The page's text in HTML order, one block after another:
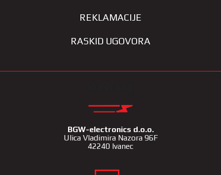
REKLAMACIJE
RASKID UGOVORA
BGW-electronics d.o.o.
Ulica Vladimira Nazora 96F
42240 Ivanec